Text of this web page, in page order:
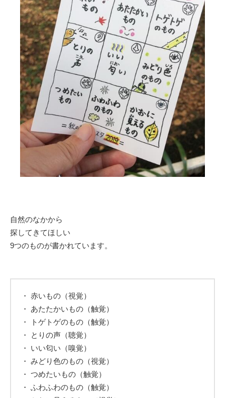
自然のなかから
探してきてほしい
9つのものが書かれています。
・ 赤いもの（視覚）
・ あたたかいもの（触覚）
・ トゲトゲのもの（触覚）
・ とりの声（聴覚）
・ いい匂い（嗅覚）
・ みどり色のもの（視覚）
・ つめたいもの（触覚）
・ ふわふわのもの（触覚）